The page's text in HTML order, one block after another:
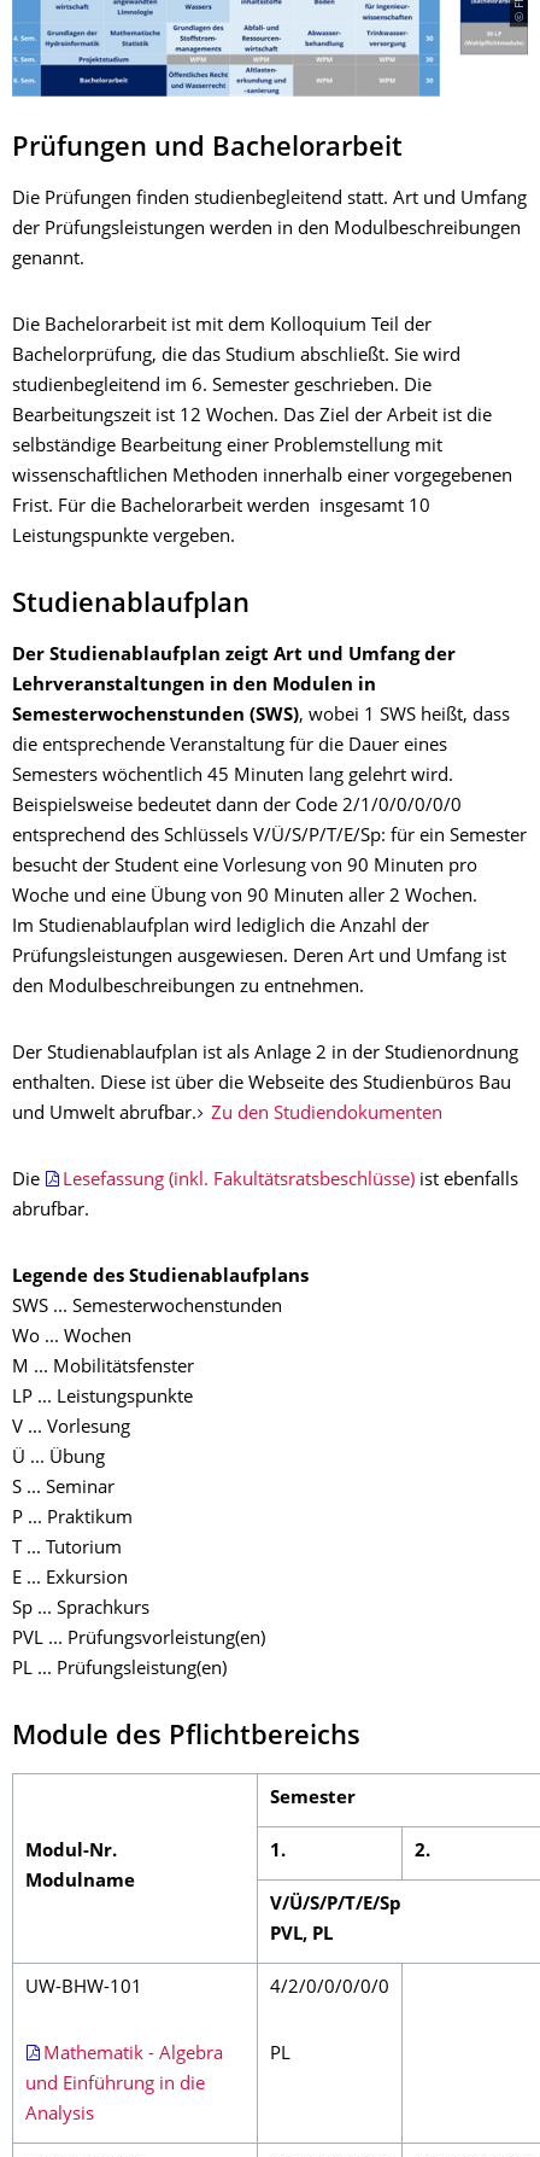
Prüfungen und Bachelorarbeit
Die Prüfungen finden studienbegleitend statt. Art und Umfang
der Prüfungsleistungen werden in den Modulbeschreibungen
genannt.
Die Bachelorarbeit ist mit dem Kolloquium Teil der
Bachelorprüfung, die das Studium abschließt. Sie wird
studienbegleitend im 6. Semester geschrieben. Die
Bearbeitungszeit ist 12 Wochen. Das Ziel der Arbeit ist die
selbständige Bearbeitung einer Problemstellung mit
wissenschaftlichen Methoden innerhalb einer vorgegebenen
Frist. Für die Bachelorarbeit werden insgesamt 10
Leistungspunkte vergeben.
Studienablaufplan
Der Studienablaufplan zeigt Art und Umfang der
Lehrveranstaltungen in den Modulen in
Semesterwochenstunden (SWS), wobei 1 SWS heißt, dass
die entsprechende Veranstaltung für die Dauer eines
Semesters wöchentlich 45 Minuten lang gelehrt wird.
Beispielsweise bedeutet dann der Code 2/1/0/0/0/0/0
entsprechend des Schlüssels V/Ü/S/P/T/E/Sp: für ein Semester
besucht der Student eine Vorlesung von 90 Minuten pro
Woche und eine Übung von 90 Minuten aller 2 Wochen.
Im Studienablaufplan wird lediglich die Anzahl der
Prüfungsleistungen ausgewiesen. Deren Art und Umfang ist
den Modulbeschreibungen zu entnehmen.
Der Studienablaufplan ist als Anlage 2 in der Studienordnung
enthalten. Diese ist über die Webseite des Studienbüros Bau
und Umwelt abrufbar.
Zu den Studiendokumenten
Die Lesefassung (inkl. Fakultätsratsbeschlüsse) ist ebenfalls
abrufbar.
Legende des Studienablaufplans
SWS ... Semesterwochenstunden
Wo ... Wochen
M ... Mobilitätsfenster
LP ... Leistungspunkte
V ... Vorlesung
Ü ... Übung
S ... Seminar
P ... Praktikum
T ... Tutorium
E ... Exkursion
Sp ... Sprachkurs
PVL ... Prüfungsvorleistung(en)
PL ... Prüfungsleistung(en)
Module des Pflichtbereichs
Modul-Nr.
Modulname
Semester
1. 2.
V/Ü/S/P/T/E/Sp
PVL, PL
UW-BHW-101
Mathematik - Algebra
und Einführung in die
Analysis
4/2/0/0/0/0/0
PL